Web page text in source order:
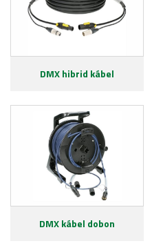
DMX hibrid kábel
DMX kábel dobon